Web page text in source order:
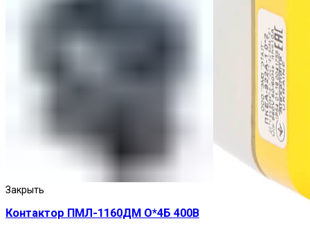
Закрыть
Контактор ПМЛ-1160ДМ О*4Б 400В